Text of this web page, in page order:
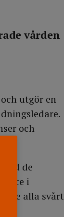
vården
utgör en
och
de
inte i
alla svårt